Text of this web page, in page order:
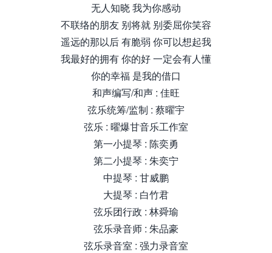
无人知晓 我为你感动
不联络的朋友 别将就 别委屈你笑容
遥远的那以后 有脆弱 你可以想起我
我最好的拥有 你的好 一定会有人懂
你的幸福 是我的借口
和声编写/和声 : 佳旺
弦乐统筹/监制 : 蔡曜宇
弦乐 : 曜爆甘音乐工作室
第一小提琴 : 陈奕勇
第二小提琴 : 朱奕宁
中提琴 : 甘威鹏
大提琴 : 白竹君
弦乐团行政 : 林舜瑜
弦乐录音师 : 朱品豪
弦乐录音室 : 强力录音室